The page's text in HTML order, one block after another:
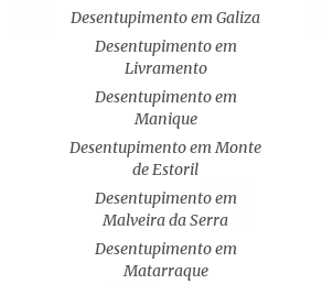
Desentupimento em Galiza
Desentupimento em
Livramento
Desentupimento em
Manique
Desentupimento em Monte
de Estoril
Desentupimento em
Malveira da Serra
Desentupimento em
Matarraque